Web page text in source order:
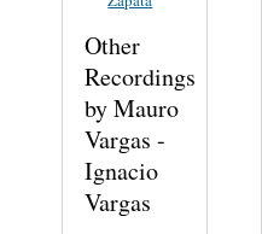
Other
Recordings
by Mauro
Vargas -
Ignacio
Vargas